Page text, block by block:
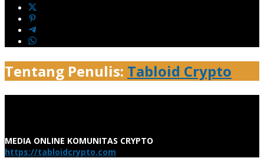
Tentang Penulis: Tabloid Crypto
MEDIA ONLINE KOMUNITAS CRYPTO
https://tabloidcrypto.com